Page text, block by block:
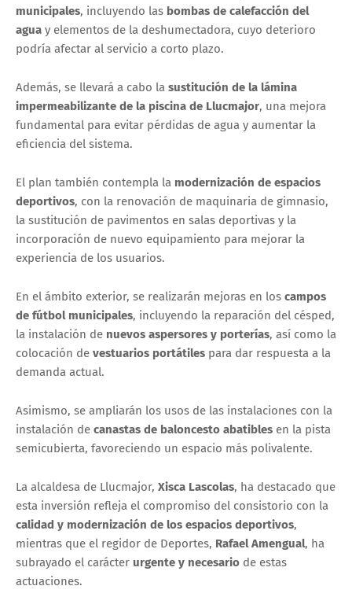
municipales, incluyendo las bombas de calefacción del
agua y elementos de la deshumectadora, cuyo deterioro
podría afectar al servicio a corto plazo.
Además, se llevará a cabo la sustitución de la lámina
impermeabilizante de la piscina de Llucmajor, una mejora
fundamental para evitar pérdidas de agua y aumentar la
eficiencia del sistema.
El plan también contempla la modernización de espacios
deportivos, con la renovación de maquinaria de gimnasio,
la sustitución de pavimentos en salas deportivas y la
incorporación de nuevo equipamiento para mejorar la
experiencia de los usuarios.
En el ámbito exterior, se realizarán mejoras en los campos
de fútbol municipales, incluyendo la reparación del césped,
la instalación de nuevos aspersores y porterías, así como la
colocación de vestuarios portátiles para dar respuesta a la
demanda actual.
Asimismo, se ampliarán los usos de las instalaciones con la
instalación de canastas de baloncesto abatibles en la pista
semicubierta, favoreciendo un espacio más polivalente.
La alcaldesa de Llucmajor, Xisca Lascolas, ha destacado que
esta inversión refleja el compromiso del consistorio con la
calidad y modernización de los espacios deportivos,
mientras que el regidor de Deportes, Rafael Amengual, ha
subrayado el carácter urgente y necesario de estas
actuaciones.